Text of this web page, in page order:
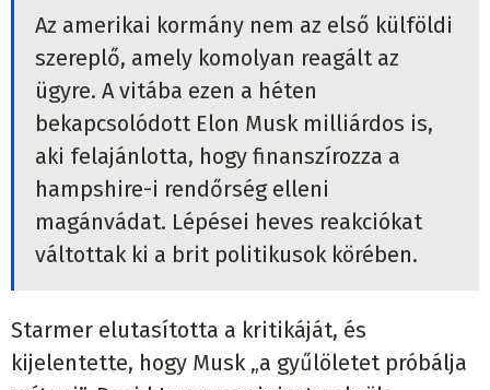
Az amerikai kormány nem az első külföldi
szereplő, amely komolyan reagált az
ügyre. A vitába ezen a héten
bekapcsolódott Elon Musk milliárdos is,
aki felajánlotta, hogy finanszírozza a
hampshire-i rendőrség elleni
magánvádat. Lépései heves reakciókat
váltottak ki a brit politikusok körében.
Starmer elutasította a kritikáját, és
kijelentette, hogy Musk „a gyűlöletet próbálja